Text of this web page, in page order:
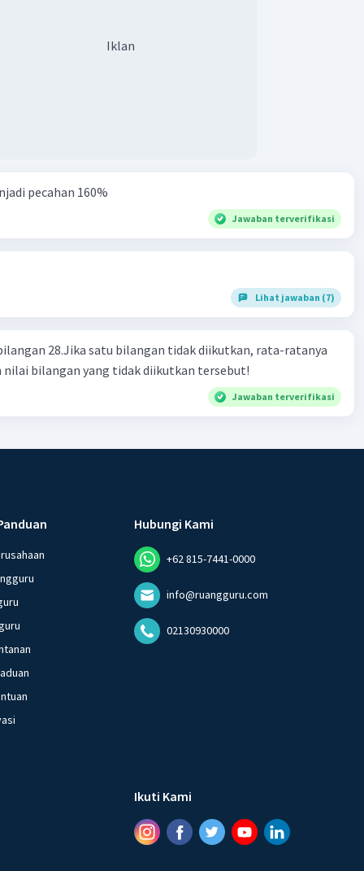
Iklan
pecahan 160%
Jawaban terverifikasi
Lihat jawaban (7)
28.Jika satu bilangan tidak diikutkan, rata-ratanya
nilai bilangan yang tidak diikutkan tersebut!
Jawaban terverifikasi
Hubungi Kami
+62 815-7441-0000
info@ruangguru.com
02130930000
Ikuti Kami